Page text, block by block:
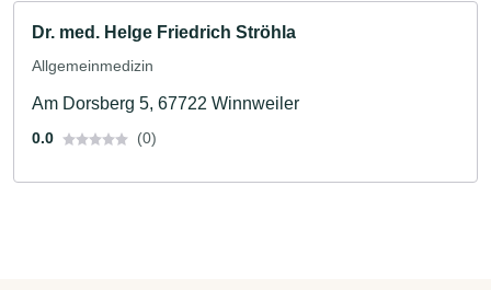
Dr. med. Helge Friedrich Ströhla
Allgemeinmedizin
Am Dorsberg 5, 67722 Winnweiler
0.0 (0)